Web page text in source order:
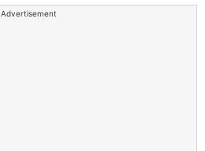
Advertisement